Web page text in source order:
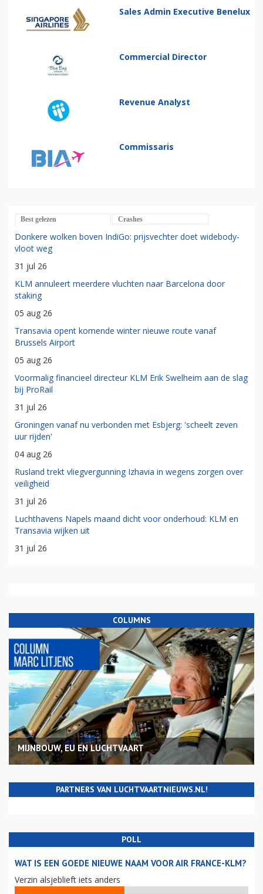
Sales Admin Executive Benelux
Commercial Director
Revenue Analyst
Commissaris
Best gelezen Crashes
Donkere wolken boven IndiGo: prijsvechter doet widebody-
vloot weg
31 jul 26
KLM annuleert meerdere vluchten naar Barcelona door
staking
05 aug 26
Transavia opent komende winter nieuwe route vanaf
Brussels Airport
05 aug 26
Voormalig financieel directeur KLM Erik Swelheim aan de slag
bij ProRail
31 jul 26
Groningen vanaf nu verbonden met Esbjerg: 'scheelt zeven
uur rijden'
04 aug 26
Rusland trekt vliegvergunning Izhavia in wegens zorgen over
veiligheid
31 jul 26
Luchthavens Napels maand dicht voor onderhoud: KLM en
Transavia wijken uit
31 jul 26
COLUMNS
MIJNBOUW, EU EN LUCHTVAART
PARTNERS VAN LUCHTVAARTNIEUWS.NL!
POLL
WAT IS EEN GOEDE NIEUWE NAAM VOOR AIR FRANCE-KLM?
Verzin alsjeblieft iets anders